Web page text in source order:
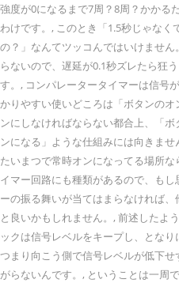
強度が0になるまで7周？8周？かかる
わけです。, このとき「1.5秒じゃなく
の？」なんてツッコんではいけませ
らないので、遅延が0.1秒ズレたら狂
す。, コンパレータータイマーは信号
かりやすい使いどころは「ボタンの
ンにしなければならない都合上、「
ンになる」ような仕組みには向きま
たいまつで常時オンになってる場所
イマー回路にも種類があるので、も
ーの振る舞いが当てはまらなければ
と良いかもしれません。, 前述したよ
ックは信号レベルをキープし、とな
つまり向こう側で信号レベルが低下
がらないんです。, ということは一周